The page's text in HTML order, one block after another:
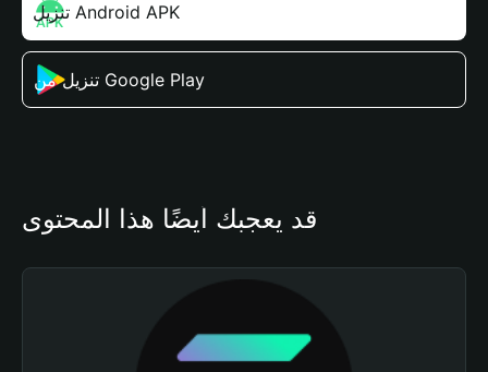
تنزيل Android APK
تنزيل من Google Play
قد يعجبك أيضًا هذا المحتوى